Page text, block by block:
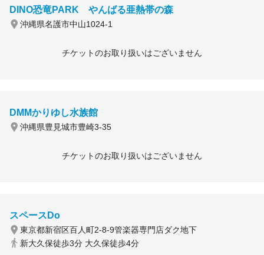
DINO恐竜PARK やんばる亜熱帯の森
沖縄県名護市中山1024-1
チケットのお取り扱いはございません
DMMかりゆし水族館
沖縄県豊見城市豊崎3-35
チケットのお取り扱いはございません
スペースDo
東京都新宿区百人町2-8-9管楽器専門店ダク地下
新大久保徒歩3分 大久保徒歩4分